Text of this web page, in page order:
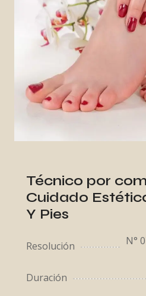
Técnico por
Cuidado
Y Pies
Resolución N°
Duración